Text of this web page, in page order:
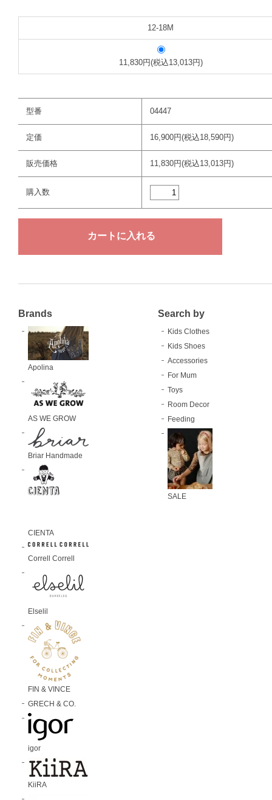
12-18M
11,830円(税込13,013円)
型番 04447
定価 16,900円(税込18,590円)
販売価格 11,830円(税込13,013円)
購入数
Brands
Apolina
AS WE GROW
Briar Handmade
CIENTA
Correll Correll
Elselil
FIN & VINCE
GRECH & CO.
igor
KiiRA
Search by
Kids Clothes
Kids Shoes
Accessories
For Mum
Toys
Room Decor
Feeding
SALE